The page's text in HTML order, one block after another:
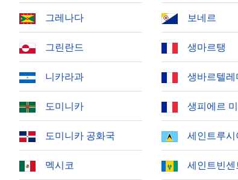
TypeLIVE
Seek to
behind
LIVE
Time-
Playback
Rate
Chapters
그레나다
그린란드
니카라과
도미니카
도미니카 공화국
멕시코
보네르
생마르탱
생바르텔레
생피에르
세인트루시
세인트빈센